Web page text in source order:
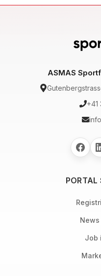
ASMAS
+41
PORTAL
Job